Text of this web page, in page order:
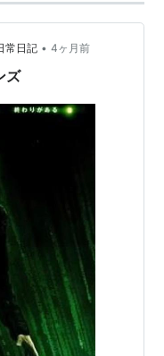
ローレンス・フィ
・ウィービング
スミス
セフォニー） ほか
ボリューションズ
〉 [DVD]
ワーナー・ホーム・ビ
常日記 • 4ヶ月前
ズ